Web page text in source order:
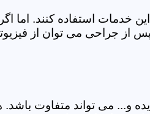
خدمات استفاده کنند. اما
جراحی می توان از
و... می تواند متفاوت